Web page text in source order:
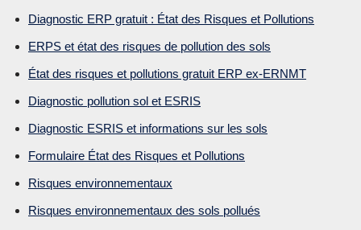
Diagnostic ERP gratuit : État des Risques et Pollutions
ERPS et état des risques de pollution des sols
État des risques et pollutions gratuit ERP ex-ERNMT
Diagnostic pollution sol et ESRIS
Diagnostic ESRIS et informations sur les sols
Formulaire État des Risques et Pollutions
Risques environnementaux
Risques environnementaux des sols pollués